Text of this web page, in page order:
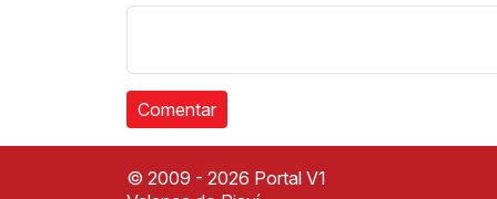
© 2009 - 2026 Portal V1